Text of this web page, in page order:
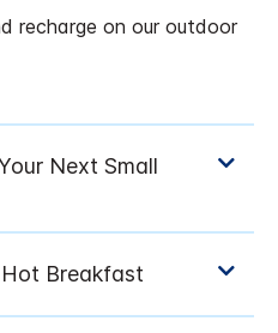
recharge on our outdoor